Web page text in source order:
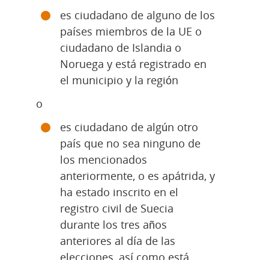
es ciudadano de alguno de los
países miembros de la UE o
ciudadano de Islandia o
Noruega y está registrado en
el municipio y la región
o
es ciudadano de algún otro
país que no sea ninguno de
los mencionados
anteriormente, o es apátrida, y
ha estado inscrito en el
registro civil de Suecia
durante los tres años
anteriores al día de las
elecciones, así como está